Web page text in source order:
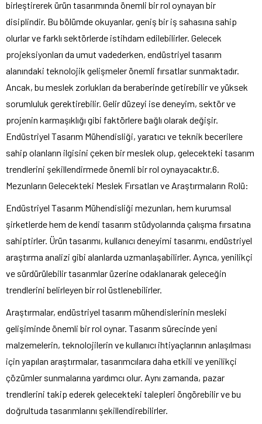
birleştirerek ürün tasarımında önemli bir rol oynayan bir
disiplindir. Bu bölümde okuyanlar, geniş bir iş sahasına sahip
olurlar ve farklı sektörlerde istihdam edilebilirler. Gelecek
projeksiyonları da umut vadederken, endüstriyel tasarım
alanındaki teknolojik gelişmeler önemli fırsatlar sunmaktadır.
Ancak, bu meslek zorlukları da beraberinde getirebilir ve yüksek
sorumluluk gerektirebilir. Gelir düzeyi ise deneyim, sektör ve
projenin karmaşıklığı gibi faktörlere bağlı olarak değişir.
Endüstriyel Tasarım Mühendisliği, yaratıcı ve teknik becerilere
sahip olanların ilgisini çeken bir meslek olup, gelecekteki tasarım
trendlerini şekillendirmede önemli bir rol oynayacaktır.6.
Mezunların Gelecekteki Meslek Fırsatları ve Araştırmaların Rolü:
Endüstriyel Tasarım Mühendisliği mezunları, hem kurumsal
şirketlerde hem de kendi tasarım stüdyolarında çalışma fırsatına
sahiptirler. Ürün tasarımı, kullanıcı deneyimi tasarımı, endüstriyel
araştırma analizi gibi alanlarda uzmanlaşabilirler. Ayrıca, yenilikçi
ve sürdürülebilir tasarımlar üzerine odaklanarak geleceğin
trendlerini belirleyen bir rol üstlenebilirler.
Araştırmalar, endüstriyel tasarım mühendislerinin mesleki
gelişiminde önemli bir rol oynar. Tasarım sürecinde yeni
malzemelerin, teknolojilerin ve kullanıcı ihtiyaçlarının anlaşılması
için yapılan araştırmalar, tasarımcılara daha etkili ve yenilikçi
çözümler sunmalarına yardımcı olur. Aynı zamanda, pazar
trendlerini takip ederek gelecekteki talepleri öngörebilir ve bu
doğrultuda tasarımlarını şekillendirebilirler.